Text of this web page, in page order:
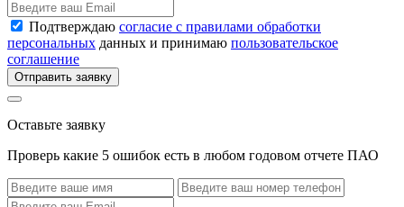
Подтверждаю согласие с правилами обработки
персональных данных и принимаю пользовательское
соглашение
Отправить заявку
Оставьте заявку
Проверь какие 5 ошибок есть в любом годовом отчете ПАО